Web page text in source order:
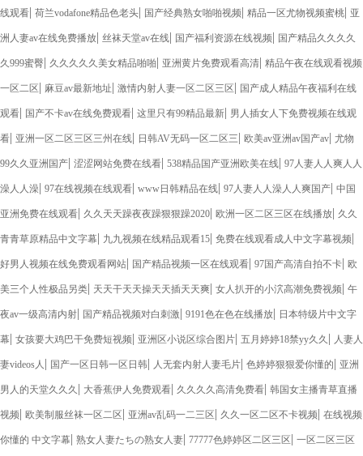
线观看| 荷兰vodafone精品色老头| 国产经典熟女啪啪视频| 精品一区尤物视频蜜桃| 亚
洲人妻av在线免费播放| 丝袜天堂av在线| 国产福利资源在线视频| 国产精品久久久久
久999蜜臀| 久久久久久美女精品啪啪| 亚洲黄片免费观看高清| 精品午夜在线观看视频
一区二区| 麻豆av最新地址| 激情内射人妻一区二区三区| 国产成人精品午夜福利在线
观看| 国产不卡av在线免费观看| 这里只有99精品最新| 男人插女人下免费视频在线观
看| 亚洲一区二区三区三州在线| 日韩AV无码一区二区三| 欧美av亚洲av国产av| 尤物
99久久亚洲国产| 涩涩网站免费在线看| 538精品国产亚洲欧美在线| 97人妻人人爽人人
澡人人澡| 97在线视频在线观看| www日韩精品在线| 97人妻人人澡人人爽国产| 中国
亚洲免费在线观看| 久久天天躁夜夜躁狠狠躁2020| 欧洲一区二区三区在线播放| 久久
青青草原精品中文字幕| 九九视频在线精品观看15| 免费在线观看成人中文字幕视频|
好男人视频在线免费观看网站| 国产精品视频一区在线观看| 97国产高清自拍不卡| 欧
美三个人性极品另类| 天天干天天操天天插天天爽| 女人扒开的小泬高潮免费视频| 午
夜av一级高清内射| 国产精品视频对白刺激| 9191色在色在线播放| 日本特级片中文字
幕| 女孩要大鸡巴干免费短视频| 亚洲区小说区综合图片| 五月婷婷18禁yy久久 | 人妻人
妻videos人 | 国产一区日韩一区日韩| 人无套内射人妻毛片| 色婷婷狠狠爱你懂的| 亚洲
男人的天堂久久久 | 大香蕉伊人免费观看| 久久久久高清免费看| 韩国女主播青草直播
视频| 欧美制服丝袜一区二区| 亚洲av乱码一二三区| 久久一区二区不卡视频| 在线视频
你懂的 中文字幕| 熟女人妻たちの熟女人妻| 77777色婷婷区二区三区| 一区二区三区